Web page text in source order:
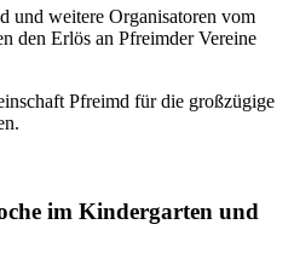
und weitere Organisatoren vom
den Erlös an Pfreimder Vereine
Pfreimd für die großzügige
im Kindergarten und